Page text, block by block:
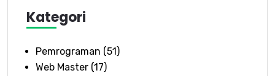
Kategori
Pemrograman (51)
Web Master (17)